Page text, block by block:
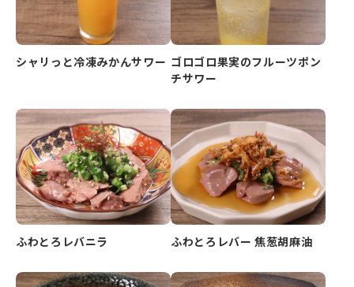
シャリっと冷凍みかんサワー ゴロゴロ果実のフルーツポン
チサワー
ふわとろレバニラ ふわとろレバー 焦葱胡麻油